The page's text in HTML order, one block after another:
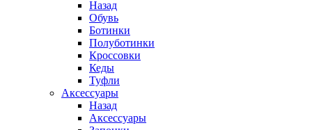
Назад
Обувь
Ботинки
Полуботинки
Кроссовки
Кеды
Туфли
Аксессуары
Назад
Аксессуары